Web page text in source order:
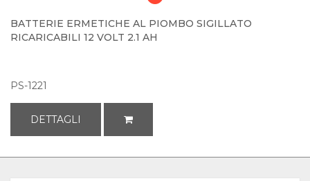
BATTERIE ERMETICHE AL PIOMBO SIGILLATO
RICARICABILI 12 VOLT 2.1 AH
PS-1221
DETTAGLI